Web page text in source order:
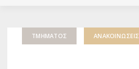
ΤΜΉΜΑΤΟΣ ΑΝΑΚΟΙΝΏΣΕΙΣ